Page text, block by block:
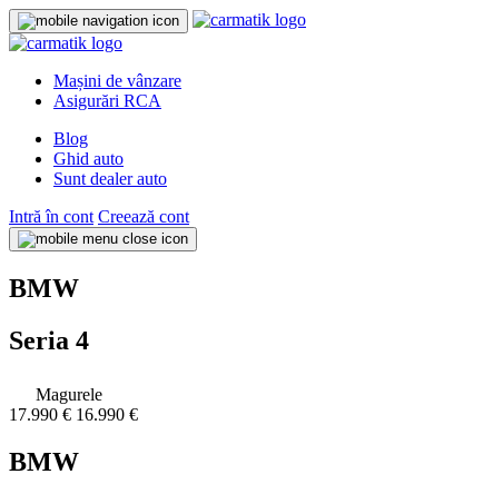
Mașini de vânzare
Asigurări RCA
Blog
Ghid auto
Sunt dealer auto
Intră în cont Creează cont
BMW
Seria 4
Magurele
17.990 € 16.990 €
BMW